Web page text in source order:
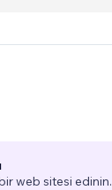
web sitesi edinin.